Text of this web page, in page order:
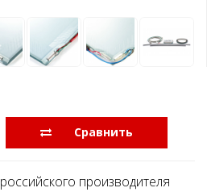
  Сравнить
производителя